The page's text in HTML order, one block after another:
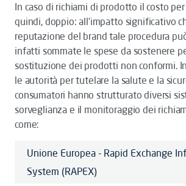
In caso di richiami di prodotto il costo
quindi, doppio: all’impatto significativo
reputazione del brand tale procedura
infatti sommate le spese da sostenere
sostituzione dei prodotti non conformi.
le autorità per tutelare la salute e la
consumatori hanno strutturato diversi
sorveglianza e il monitoraggio dei
come:
Unione Europea - Rapid Exchange
System (RAPEX)